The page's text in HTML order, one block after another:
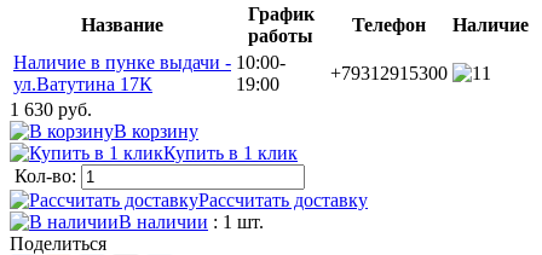
Название
График
работы
Телефон
Наличие
Наличие в пунке выдачи -
ул.Ватутина 17К
10:00-
19:00
+79312915300
1
1 630 руб.
В корзину
Купить в 1 клик
Кол-во:
Рассчитать доставку
В наличии : 1 шт.
Поделиться